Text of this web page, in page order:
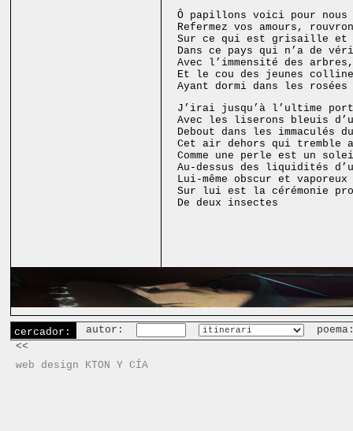
Ô papillons voici pour
Refermez vos amours,
Sur ce qui est grisaille et
Dans ce pays qui n’a de
Avec l’immensité des
Et le cou des jeunes
Ayant dormi dans les
J’irai jusqu’à l’ultime
Avec les liserons bleuis
Debout dans les immaculés
Cet air dehors qui tremble
Comme une perle est un
Au-dessus des liquidités
Lui-même obscur et
Sur lui est la cérémonie
De deux insectes
cercador: autor:
<<
web design KTON Y CÍA